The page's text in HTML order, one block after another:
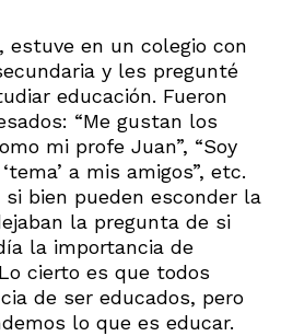
estuve en un colegio con
y les pregunté
educación. Fueron
“Me gustan los
mi profe Juan”, “Soy
a mis amigos”, etc.
bien pueden esconder la
la pregunta de si
la importancia de
cierto es que todos
de ser educados, pero
lo que es educar.